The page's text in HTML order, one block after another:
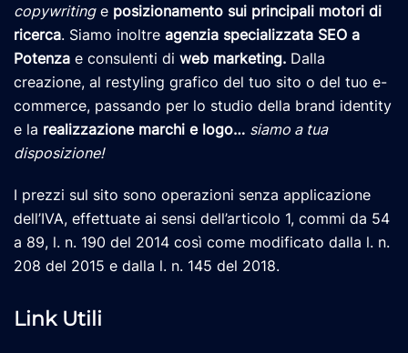
copywritinge posizionamento sui principali motori di
ricerca. Siamo inoltre agenzia specializzata SEO a
Potenza e consulenti di web marketing. Dalla
creazione, al restyling grafico del tuo sito o del tuo e-
commerce, passando per lo studio della brand identity
e la realizzazione marchi e logo… siamo a tua
disposizione!
I prezzi sul sito sono operazioni senza applicazione
dell’IVA, effettuate ai sensi dell’articolo 1, commi da 54
a 89, l. n. 190 del 2014 così come modificato dalla l. n.
208 del 2015 e dalla l. n. 145 del 2018.
Link Utili